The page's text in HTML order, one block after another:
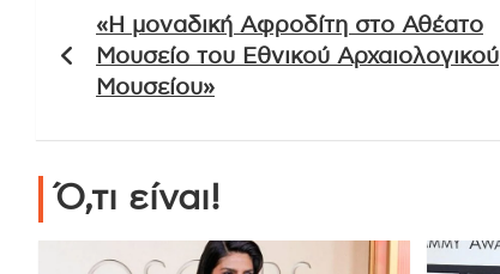
άρθρων
«Η μοναδική Αφροδίτη στο Αθέατο
Μουσείο του Εθνικού Αρχαιολογικού
Μουσείου»
Ό,τι είναι!